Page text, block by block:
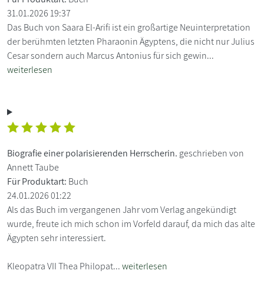
31.01.2026 19:37
Das Buch von Saara El-Arifi ist ein großartige Neuinterpretation
der berühmten letzten Pharaonin Ägyptens, die nicht nur Julius
Cesar sondern auch Marcus Antonius für sich gewin...
weiterlesen
Biografie einer polarisierenden Herrscherin. geschrieben von
Annett Taube
Für Produktart: Buch
24.01.2026 01:22
Als das Buch im vergangenen Jahr vom Verlag angekündigt
wurde, freute ich mich schon im Vorfeld darauf, da mich das alte
Ägypten sehr interessiert.
Kleopatra VII Thea Philopat...weiterlesen